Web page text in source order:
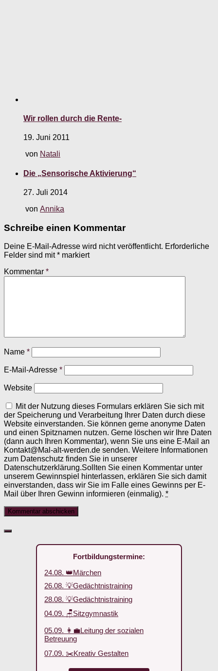
Wir rollen durch die Rente-
19. Juni 2011
von Natali
Die „Sensorische Aktivierung“
27. Juli 2014
von Annika
Schreibe einen Kommentar
Deine E-Mail-Adresse wird nicht veröffentlicht. Erforderliche
Felder sind mit* markiert
Kommentar *
Name *
E-Mail-Adresse *
Website
Mit der Nutzung dieses Formulars erklären Sie sich mit
der Speicherung und Verarbeitung Ihrer Daten durch diese
Website einverstanden. Sie können gerne anonyme Daten
und einen Spitznamen nutzen. Gerne löschen wir Ihre Daten
(dann auch Ihren Kommentar), wenn Sie uns eine E-Mail an
Kontakt@Mal-alt-werden.de senden. Weitere Informationen
zum Datenschutz finden Sie in unserer
Datenschutzerklärung.Sollten Sie einen Kommentar unter
unserem Gewinnspiel hinterlassen, erklären Sie sich damit
einverstanden, dass wir Sie im Falle eines Gewinns per E-
Mail über Ihren Gewinn informieren (einmalig). *
Fortbildungstermine:
24.08. 👑Märchen
26.08. 💡Gedächtnistraining
28.08. 💡Gedächtnistraining
04.09. 🪑Sitzgymnastik
05.09. 👩‍💼Leitung der sozialen
Betreuung
07.09. ✂️Kreativ Gestalten